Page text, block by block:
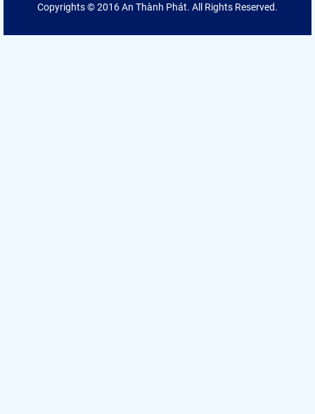
Copyrights © 2016 An Thành Phát. All Rights Reserved.